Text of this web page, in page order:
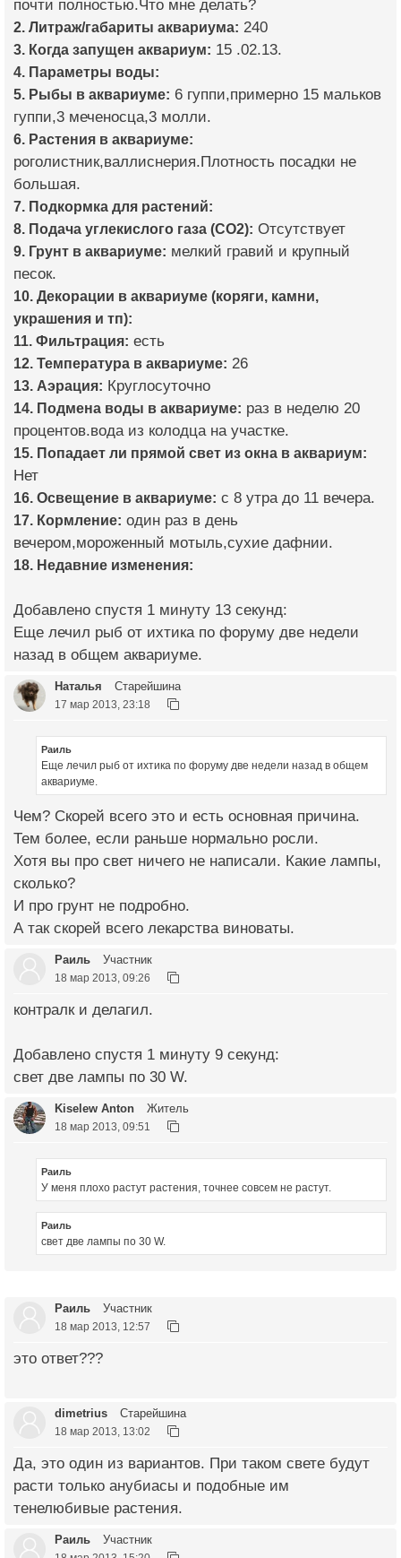
почти полностью.Что мне делать?
2. Литраж/габариты аквариума: 240
3. Когда запущен аквариум: 15 .02.13.
4. Параметры воды:
5. Рыбы в аквариуме: 6 гуппи,примерно 15 мальков
гуппи,3 меченосца,3 молли.
6. Растения в аквариуме:
роголистник,валлиснерия.Плотность посадки не
большая.
7. Подкормка для растений:
8. Подача углекислого газа (CO2): Отсутствует
9. Грунт в аквариуме: мелкий гравий и крупный
песок.
10. Декорации в аквариуме (коряги, камни,
украшения и тп):
11. Фильтрация: есть
12. Температура в аквариуме: 26
13. Аэрация: Круглосуточно
14. Подмена воды в аквариуме: раз в неделю 20
процентов.вода из колодца на участке.
15. Попадает ли прямой свет из окна в аквариум:
Нет
16. Освещение в аквариуме: с 8 утра до 11 вечера.
17. Кормление: один раз в день
вечером,мороженный мотыль,сухие дафнии.
18. Недавние изменения:
Добавлено спустя 1 минуту 13 секунд:
Еще лечил рыб от ихтика по форуму две недели
назад в общем аквариуме.
Наталья Старейшина
17 мар 2013, 23:18
Раиль
Еще лечил рыб от ихтика по форуму две недели назад в общем
аквариуме.
Чем? Скорей всего это и есть основная причина.
Тем более, если раньше нормально росли.
Хотя вы про свет ничего не написали. Какие лампы,
сколько?
И про грунт не подробно.
А так скорей всего лекарства виноваты.
Раиль Участник
18 мар 2013, 09:26
контралк и делагил.
Добавлено спустя 1 минуту 9 секунд:
свет две лампы по 30 W.
Kiselew Anton Житель
18 мар 2013, 09:51
Раиль
У меня плохо растут растения, точнее совсем не растут.
Раиль
свет две лампы по 30 W.
Раиль Участник
18 мар 2013, 12:57
это ответ???
dimetrius Старейшина
18 мар 2013, 13:02
Да, это один из вариантов. При таком свете будут
расти только анубиасы и подобные им
тенелюбивые растения.
Раиль Участник